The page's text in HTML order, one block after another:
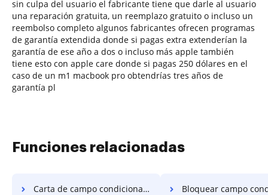
sin culpa del usuario el fabricante tiene que darle al usuario
una reparación gratuita, un reemplazo gratuito o incluso un
reembolso completo algunos fabricantes ofrecen programas
de garantía extendida donde si pagas extra extenderían la
garantía de ese año a dos o incluso más apple también
tiene esto con apple care donde si pagas 250 dólares en el
caso de un m1 macbook pro obtendrías tres años de
garantía pl
Funciones relacionadas
Carta de campo condicional de bloqueo Bloquear campo condicional de